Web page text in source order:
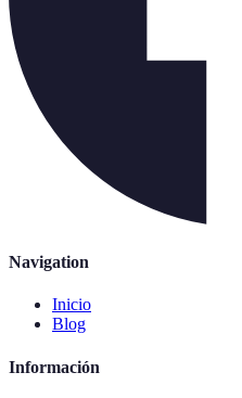
Navigation
Inicio
Blog
Información